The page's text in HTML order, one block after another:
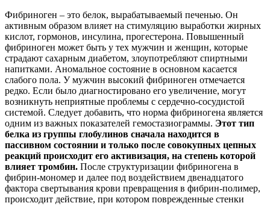
Фибриноген – это белок, вырабатываемый печенью. Он
активным образом влияет на стимуляцию выработки жирных
кислот, гормонов, инсулина, прогестерона. Повышенный
фибриноген может быть у тех мужчин и женщин, которые
страдают сахарным диабетом, злоупотребляют спиртными
напитками. Аномальное состояние в основном касается
слабого пола. У мужчин высокий фибриноген отмечается
редко. Если было диагностировано его увеличение, могут
возникнуть неприятные проблемы с сердечно-сосудистой
системой. Следует добавить, что норма фибриногена является
одним из важных показателей гемостазиограммы. Этот тип
белка из группы глобулинов сначала находится в
пассивном состоянии и только после совокупных цепных
реакций происходит его активизация, на степень которой
влияет тромбин. После структуризации фибриногена в
фибрин-мономер и далее под воздействием двенадцатого
фактора свертывания крови превращения в фибрин-полимер,
происходит действие, при котором поврежденные стенки